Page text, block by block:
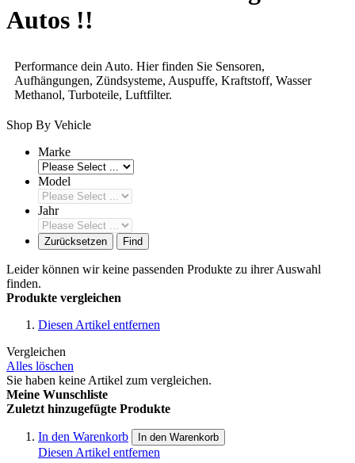
Autos !!
Performance dein Auto. Hier finden Sie Sensoren,
Aufhängungen, Zündsysteme, Auspuffe, Kraftstoff, Wasser
Methanol, Turboteile, Luftfilter.
Shop By Vehicle
Marke
Model
Jahr
Zurücksetzen Find
Leider können wir keine passenden Produkte zu ihrer Auswahl
finden.
Produkte vergleichen
Diesen Artikel entfernen
Vergleichen
Alles löschen
Sie haben keine Artikel zum vergleichen.
Meine Wunschliste
Zuletzt hinzugefügte Produkte
In den Warenkorb In den Warenkorb
Diesen Artikel entfernen